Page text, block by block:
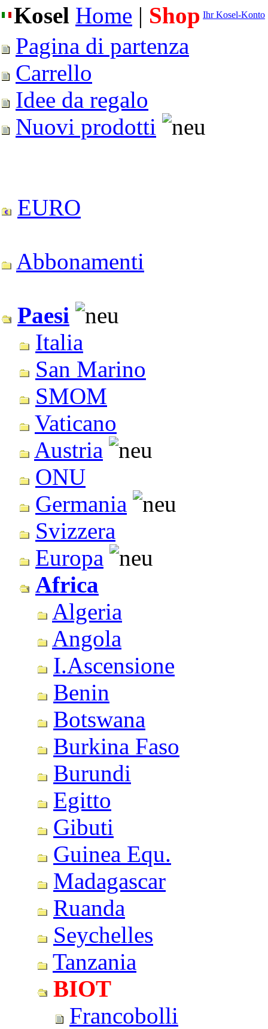
Kosel Home | Shop Ihr Kosel-Konto
Pagina di partenza
Carrello
Idee da regalo
Nuovi prodotti
EURO
Abbonamenti
Paesi
Italia
San Marino
SMOM
Vaticano
Austria
ONU
Germania
Svizzera
Europa
Africa
Algeria
Angola
I.Ascensione
Benin
Botswana
Burkina Faso
Burundi
Egitto
Gibuti
Guinea Equ.
Madagascar
Ruanda
Seychelles
Tanzania
BIOT
Francobolli